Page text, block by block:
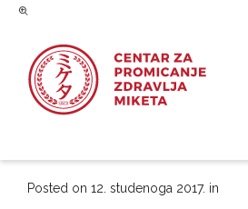
Posted on 12. studenoga 2017. in